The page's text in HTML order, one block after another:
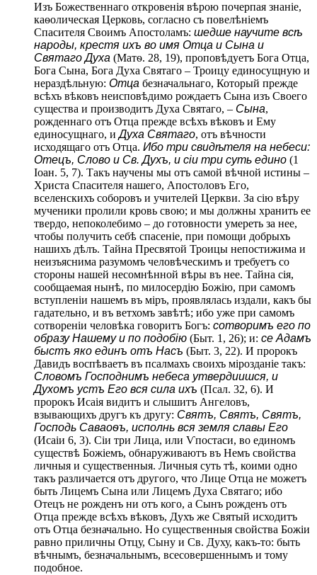
Изъ Божественнаго откровенія вѣрою почерпая знаніе,
каѳолическая Церковь, согласно съ повелѣніемъ
Спасителя Своимъ Апостоламъ: шедше научите всѣ
народы, крестя ихъ во имя Отца и Сына и
Святаго Духа (Матѳ. 28, 19), проповѣдуетъ Бога Отца,
Бога Сына, Бога Духа Святаго – Троицу единосущную и
нераздѣльную: Отца безначальнаго, Который прежде
всѣхъ вѣковъ неисповѣдимо рождаетъ Сына изъ Своего
существа и производитъ Духа Святаго, – Сына,
рожденнаго отъ Отца прежде всѣхъ вѣковъ и Ему
единосущнаго, иДуха Святаго, отъ вѣчности
исходящаго отъ Отца. Ибо три свидѣтеля на небеси:
Отецъ, Слово и Св. Духъ, и сіи три суть едино (1
Іоан. 5, 7). Такъ научены мы отъ самой вѣчной истины –
Христа Спасителя нашего, Апостоловъ Его,
вселенскихъ соборовъ и учителей Церкви. За сію вѣру
мученики пролили кровь свою; и мы должны хранить ее
твердо, непоколебимо – до готовности умереть за нее,
чтобы получить себѣ спасеніе, при помощи добрыхъ
нашихъ дѣлъ. Тайна Пресвятой Троицы непостижима и
неизъяснима разумомъ человѣческимъ и требуетъ со
стороны нашей несомнѣнной вѣры въ нее. Тайна сія,
сообщаемая нынѣ, по милосердію Божію, при самомъ
вступленіи нашемъ въ міръ, проявлялась издали, какъ бы
гадательно, и въ ветхомъ завѣтѣ; ибо уже при самомъ
сотвореніи человѣка говоритъ Богъ: сотворимъ его по
образу Нашему и по подобію (Быт. 1, 26); и: се Адамъ
быстъ яко единъ отъ Насъ (Быт. 3, 22). И пророкъ
Давидъ воспѣваетъ въ псалмахъ своихъ мірозданіе такъ:
Словомъ Господнимъ небеса утвердиишся, и
Духомъ устъ Его вся сила ихъ (Псал. 32, 6). И
пророкъ Исаія видитъ и слышитъ Ангеловъ,
взывающихъ другъ къ другу: Святъ, Святъ, Святъ,
Господь Саваоѳъ, исполнь вся земля славы Его
(Исаіи 6, 3). Сіи три Лица, или Ѵпостаси, во единомъ
существѣ Божіемъ, обнаруживаютъ въ Немъ свойства
личныя и существенныя. Личныя суть тѣ, коими одно
такъ различается отъ другого, что Лице Отца не можетъ
быть Лицемъ Сына или Лицемъ Духа Святаго; ибо
Отецъ не рожденъ ни отъ кого, а Сынъ рожденъ отъ
Отца прежде всѣхъ вѣковъ, Духъ же Святый исходитъ
отъ Отца безначально. Но существенныя свойства Божіи
равно приличны Отцу, Сыну и Св. Духу, какъ-то: быть
вѣчнымъ, безначальнымъ, всесовершеннымъ и тому
подобное.